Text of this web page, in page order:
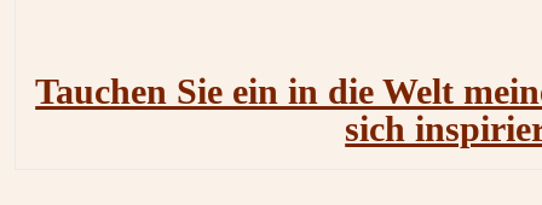
Tauchen Sie ein in die Welt
sich